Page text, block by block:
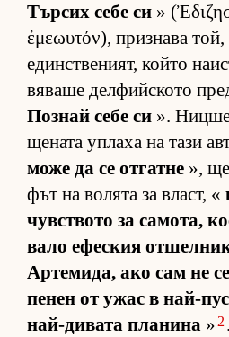
Тър­сих себе си »
ἐμεωυτόν), приз­нава
един­с­т­ве­ни­ят, който
вя­ваше дел­фийс­кото
Поз­най себе си ».
ще­ната уп­лаха на тази
може да се от­гатне »,
фът на во­лята за власт, «
чув­с­т­вото за са­мо­та,
вало ефес­кия
Ар­те­ми­да, ако сам не
пе­нен от ужас в най-
най-ди­вата пла­нина » 2 .